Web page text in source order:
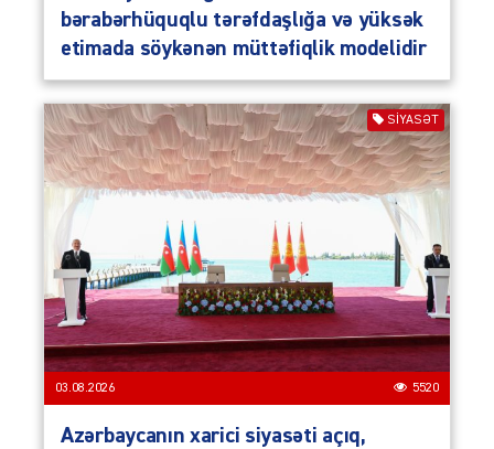
bərabərhüquqlu tərəfdaşlığa və yüksək
etimada söykənən müttəfiqlik modelidir
SIYASƏT
03.08.2026 5520
Azərbaycanın xarici siyasəti açıq,